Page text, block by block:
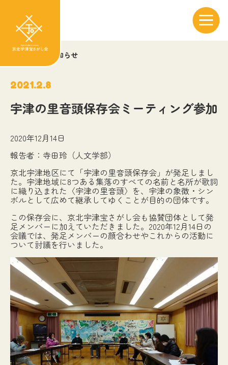
お知らせ
2021.2.8
宇津の里音頭保存会ミーティング参加
2020年12月14日
報告者：寺田玲（人文学部）
京北宇津地区にて「宇津の里音頭保存会」が発足しまし
た。宇津地域に8つある集落のすべての名前と名所が歌詞
に織り込まれた〈宇津の里音頭〉を、宇津の象徴・シン
ボルとして広めて継承してゆくことが目的の団体です。
この保存会に、京北宇津宝さがし会も協賛団体として発
足メンバーに加えていただきました。2020年12月14日の
会議では、発足メンバーの顔合わせやこれからの活動に
ついて討議を行いました。